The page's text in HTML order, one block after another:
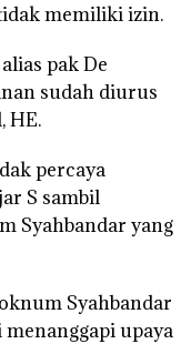
memiliki izin.
pak De
sudah diurus
HE.
percaya
S sambil
Syahbandar yang
Syahbandar
upaya